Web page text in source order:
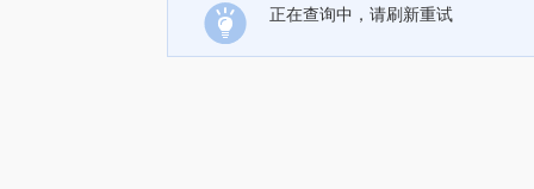
正在查询中，请刷新重试